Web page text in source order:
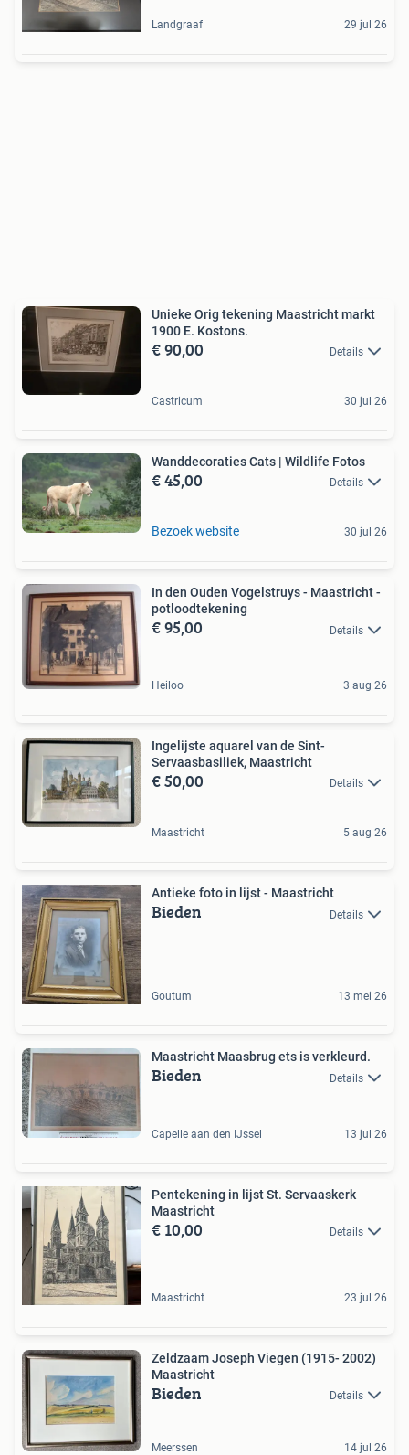
Landgraaf 29 jul 26
Unieke Orig tekening Maastricht markt
1900 E. Kostons.
€ 90,00 Details
Castricum 30 jul 26
Wanddecoraties Cats | Wildlife Fotos
€ 45,00 Details
Bezoek website 30 jul 26
In den Ouden Vogelstruys - Maastricht -
potloodtekening
€ 95,00 Details
Heiloo 3 aug 26
Ingelijste aquarel van de Sint-
Servaasbasiliek, Maastricht
€ 50,00 Details
Maastricht 5 aug 26
Antieke foto in lijst - Maastricht
Bieden Details
Goutum 13 mei 26
Maastricht Maasbrug ets is verkleurd.
Bieden Details
Capelle aan den IJssel 13 jul 26
Pentekening in lijst St. Servaaskerk
Maastricht
€ 10,00 Details
Maastricht 23 jul 26
Zeldzaam Joseph Viegen (1915- 2002)
Maastricht
Bieden Details
Meerssen 14 jul 26